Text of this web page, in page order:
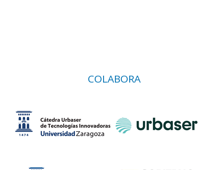
COLABORA